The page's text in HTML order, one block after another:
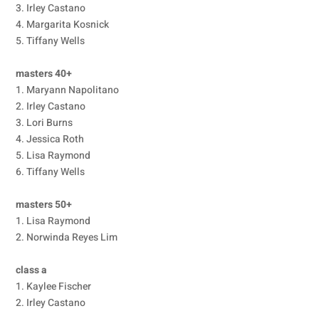
3. Irley Castano
4. Margarita Kosnick
5. Tiffany Wells
masters 40+
1. Maryann Napolitano
2. Irley Castano
3. Lori Burns
4. Jessica Roth
5. Lisa Raymond
6. Tiffany Wells
masters 50+
1. Lisa Raymond
2. Norwinda Reyes Lim
class a
1. Kaylee Fischer
2. Irley Castano